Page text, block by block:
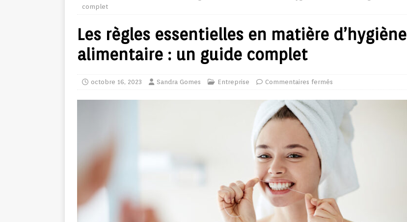
complet
Les règles essentielles en matière d’hygiène
alimentaire : un guide complet
octobre 16, 2023 Sandra Gomes Entreprise Commentaires fermés